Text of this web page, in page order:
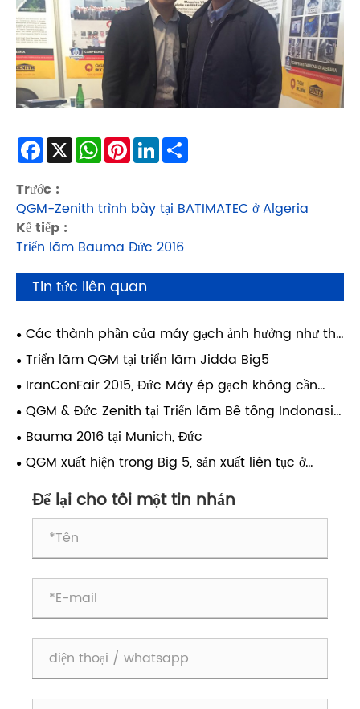
Facebook
X WhatsApp
PinterestLinkedIn
Trước :
QGM-Zenith trình bày tại BATIMATEC ở Algeria
Kế tiếp :
Triển lãm Bauma Đức 2016
Tin tức liên quan
Các thành phần của máy gạch ảnh hưởng như thế
nào đến độ bền của vật liệu xây dựng?
Triển lãm QGM tại triển lãm Jidda Big5
IranConFair 2015, Đức Máy ép gạch không cần
pallet Zenith đã giành được sự đánh giá cao từ
khách hàng
QGM & Đức Zenith tại Triển lãm Bê tông Indonasia
2015
Bauma 2016 tại Munich, Đức
QGM xuất hiện trong Big 5, sản xuất liên tục ở
Để lại cho tôi một tin nhắn